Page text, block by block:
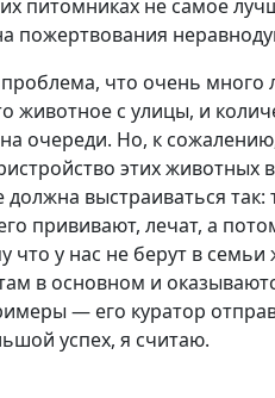
питомниках не самое
пожертвования
проблема, что очень
животное с улицы, и
очереди. Но, к
этих
выстраиваться так:
прививают, лечат, а
что у нас не берут в
в основном и
— его куратор
успех, я считаю.